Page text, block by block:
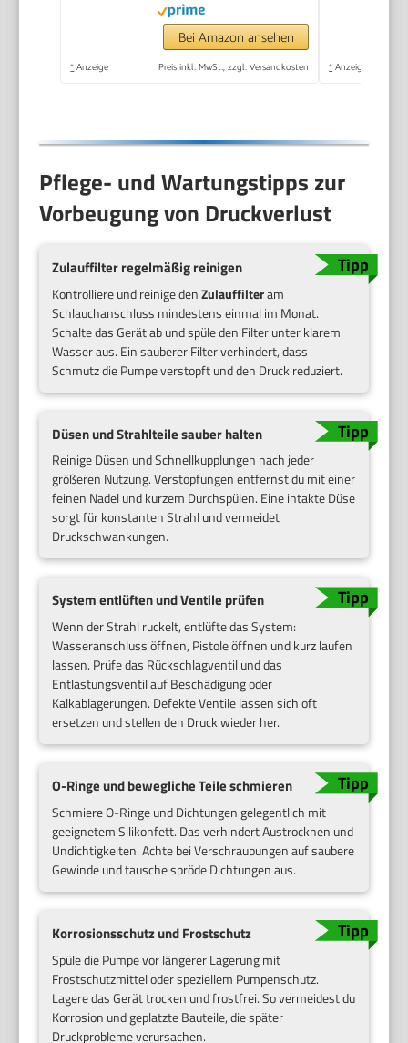
Terrasse & Camping,
GrünBei Amazon ansehen
* Anzeige Preis inkl. MwSt., zzgl. Versandkosten * Anzeige
Pflege- und Wartungstipps zur
Vorbeugung von Druckverlust
Zulauffilter regelmäßig reinigen
Kontrolliere und reinige denZulauffilteram
Schlauchanschluss mindestens einmal im Monat.
Schalte das Gerät ab und spüle den Filter unter klarem
Wasser aus. Ein sauberer Filter verhindert, dass
Schmutz die Pumpe verstopft und den Druck reduziert.
Düsen und Strahlteile sauber halten
Reinige Düsen und Schnellkupplungen nach jeder
größeren Nutzung. Verstopfungen entfernst du mit einer
feinen Nadel und kurzem Durchspülen. Eine intakte Düse
sorgt für konstanten Strahl und vermeidet
Druckschwankungen.
System entlüften und Ventile prüfen
Wenn der Strahl ruckelt, entlüfte das System:
Wasseranschluss öffnen, Pistole öffnen und kurz laufen
lassen. Prüfe das Rückschlagventil und das
Entlastungsventil auf Beschädigung oder
Kalkablagerungen. Defekte Ventile lassen sich oft
ersetzen und stellen den Druck wieder her.
O-Ringe und bewegliche Teile schmieren
Schmiere O-Ringe und Dichtungen gelegentlich mit
geeignetem Silikonfett. Das verhindert Austrocknen und
Undichtigkeiten. Achte bei Verschraubungen auf saubere
Gewinde und tausche spröde Dichtungen aus.
Korrosionsschutz und Frostschutz
Spüle die Pumpe vor längerer Lagerung mit
Frostschutzmittel oder speziellem Pumpenschutz.
Lagere das Gerät trocken und frostfrei. So vermeidest du
Korrosion und geplatzte Bauteile, die später
Druckprobleme verursachen.